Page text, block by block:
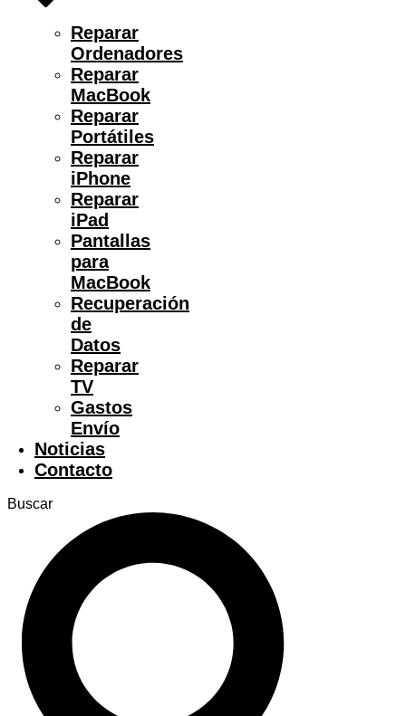
Reparar
Ordenadores
Reparar
MacBook
Reparar
Portátiles
Reparar
iPhone
Reparar
iPad
Pantallas
para
MacBook
Recuperación
de
Datos
Reparar
TV
Gastos
Envío
Noticias
Contacto
Buscar